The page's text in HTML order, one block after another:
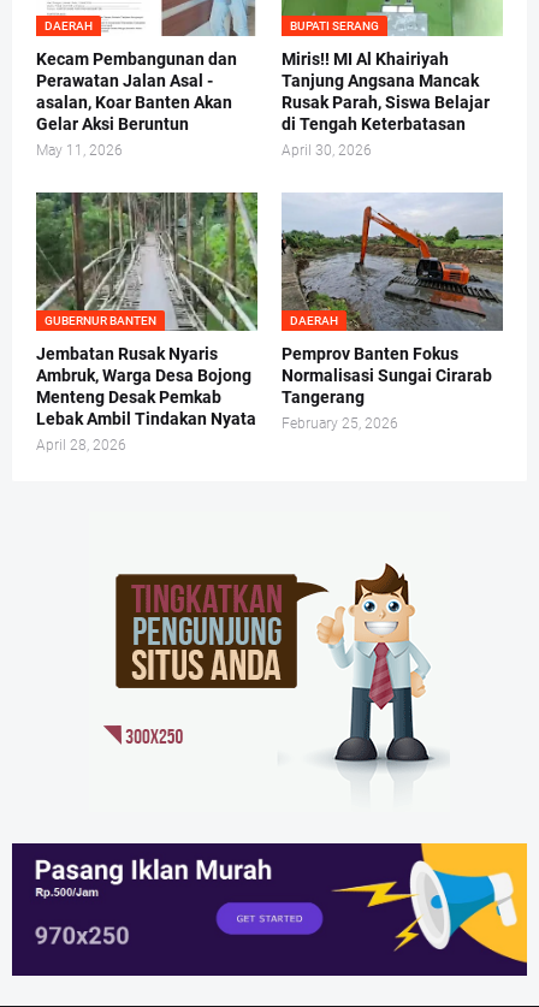
DAERAH
Kecam Pembangunan dan
Perawatan Jalan Asal -
asalan, Koar Banten Akan
Gelar Aksi Beruntun
May 11, 2026
BUPATI SERANG
Miris!! MI Al Khairiyah
Tanjung Angsana Mancak
Rusak Parah, Siswa Belajar
di Tengah Keterbatasan
April 30, 2026
GUBERNUR BANTEN
Jembatan Rusak Nyaris
Ambruk, Warga Desa Bojong
Menteng Desak Pemkab
Lebak Ambil Tindakan Nyata
April 28, 2026
DAERAH
Pemprov Banten Fokus
Normalisasi Sungai Cirarab
Tangerang
February 25, 2026